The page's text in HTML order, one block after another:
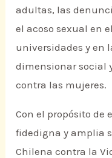
adultas, las
el acoso sexual en
universidades y en
dimensionar social
contra las mujeres.
Con el propósito de
fidedigna y amplia
Chilena contra la